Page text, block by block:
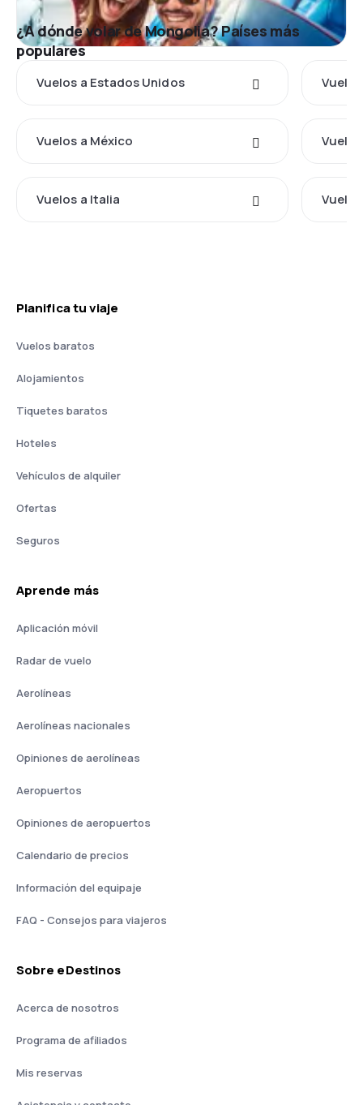
¿A dónde volar de Mongolia? Países más
populares
Vuelos a Estados Unidos
Vuelos a México
Vuelos a Italia
Planifica tu viaje
Vuelos baratos
Alojamientos
Tiquetes baratos
Hoteles
Vehículos de alquiler
Ofertas
Seguros
Aprende más
Aplicación móvil
Radar de vuelo
Aerolíneas
Aerolíneas nacionales
Opiniones de aerolíneas
Aeropuertos
Opiniones de aeropuertos
Calendario de precios
Información del equipaje
FAQ - Consejos para viajeros
Sobre eDestinos
Acerca de nosotros
Programa de afiliados
Mis reservas